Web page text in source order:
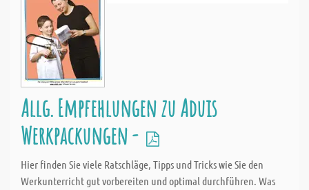
Allg. Empfehlungen zu Aduis
Werkpackungen -
Hier finden Sie viele Ratschläge, Tipps und Tricks wie Sie den
Werkunterricht gut vorbereiten und optimal durchführen. Was